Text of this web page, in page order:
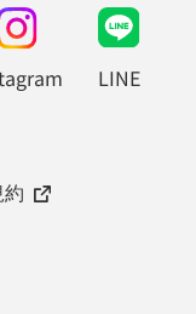
LINE